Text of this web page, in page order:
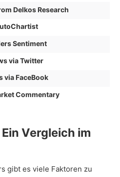
Delkos Research
Sentiment
via Twitter
via FaceBook
Commentary
Vergleich im
gibt es viele Faktoren zu